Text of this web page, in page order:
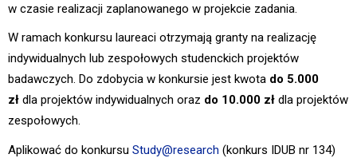
w czasie realizacji zaplanowanego w projekcie zadania.
W ramach konkursu laureaci otrzymają granty na realizację
indywidualnych lub zespołowych studenckich projektów
badawczych. Do zdobycia w konkursie jest kwota do 5.000
zł dla projektów indywidualnych oraz do 10.000 zł dla projektów
zespołowych.
Aplikować do konkursu Study@research (konkurs IDUB nr 134)